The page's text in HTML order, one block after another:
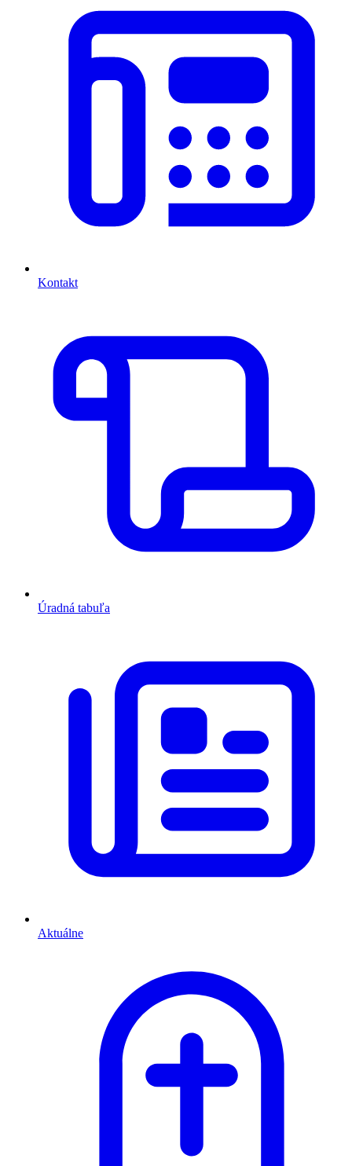
Kontakt
Úradná tabuľa
Aktuálne